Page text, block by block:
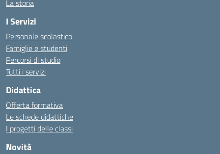
La storia
I Servizi
Personale scolastico
Famiglie e studenti
Percorsi di studio
Tutti i servizi
Didattica
Offerta formativa
Le schede didattiche
I progetti delle classi
Novità